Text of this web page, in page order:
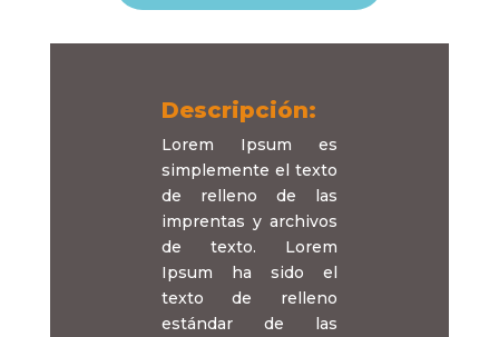
Descripción:
Lorem Ipsum es
simplemente el texto
de relleno de las
imprentas y archivos
de texto. Lorem
Ipsum ha sido el
texto de relleno
estándar de las